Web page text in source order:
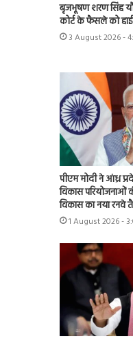
बृजभूषण शरण सिंह
कोर्ट के फैसले को
3 August 2026 -
पीएम मोदी ने आंध्र
विकास परियोजनाओं
विकास का नया रनवे
1 August 2026 -